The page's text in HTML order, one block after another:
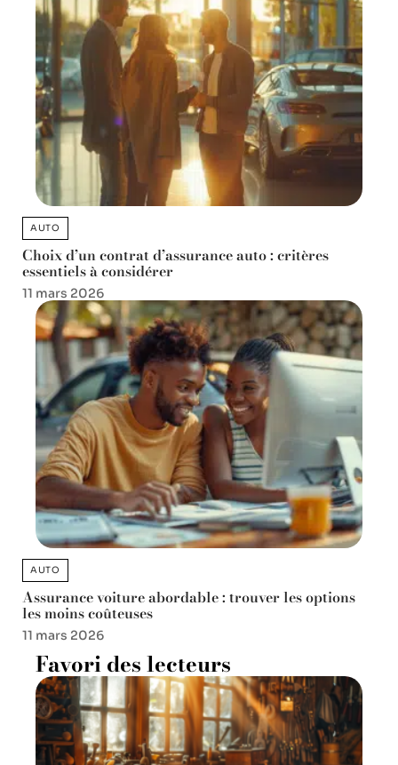
AUTO
Choix d’un contrat d’assurance auto : critères
essentiels à considérer
11 mars 2026
AUTO
Assurance voiture abordable : trouver les options
les moins coûteuses
11 mars 2026
Favori des lecteurs